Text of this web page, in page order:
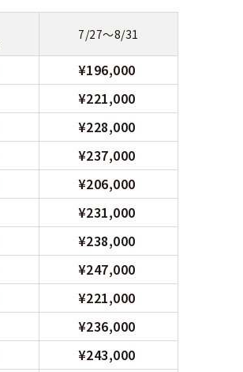
7/27～8/31
¥196,000
¥221,000
¥228,000
¥237,000
¥206,000
¥231,000
¥238,000
¥247,000
¥221,000
¥236,000
¥243,000